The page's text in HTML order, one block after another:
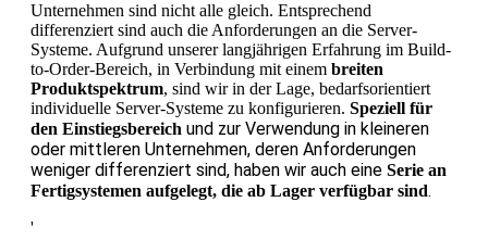
Unternehmen sind nicht alle gleich. Entsprechend
differenziert sind auch die Anforderungen an die Server-
Systeme. Aufgrund unserer langjährigen Erfahrung im Build-
to-Order-Bereich, in Verbindung mit einem breiten
Produktspektrum, sind wir in der Lage, bedarfsorientiert
individuelle Server-Systeme zu konfigurieren. Speziell für
den Einstiegsbereich und zur Verwendung in kleineren
oder mittleren Unternehmen, deren Anforderungen
weniger differenziert sind, haben wir auch eine Serie an
Fertigsystemen aufgelegt, die ab Lager verfügbar sind.
'